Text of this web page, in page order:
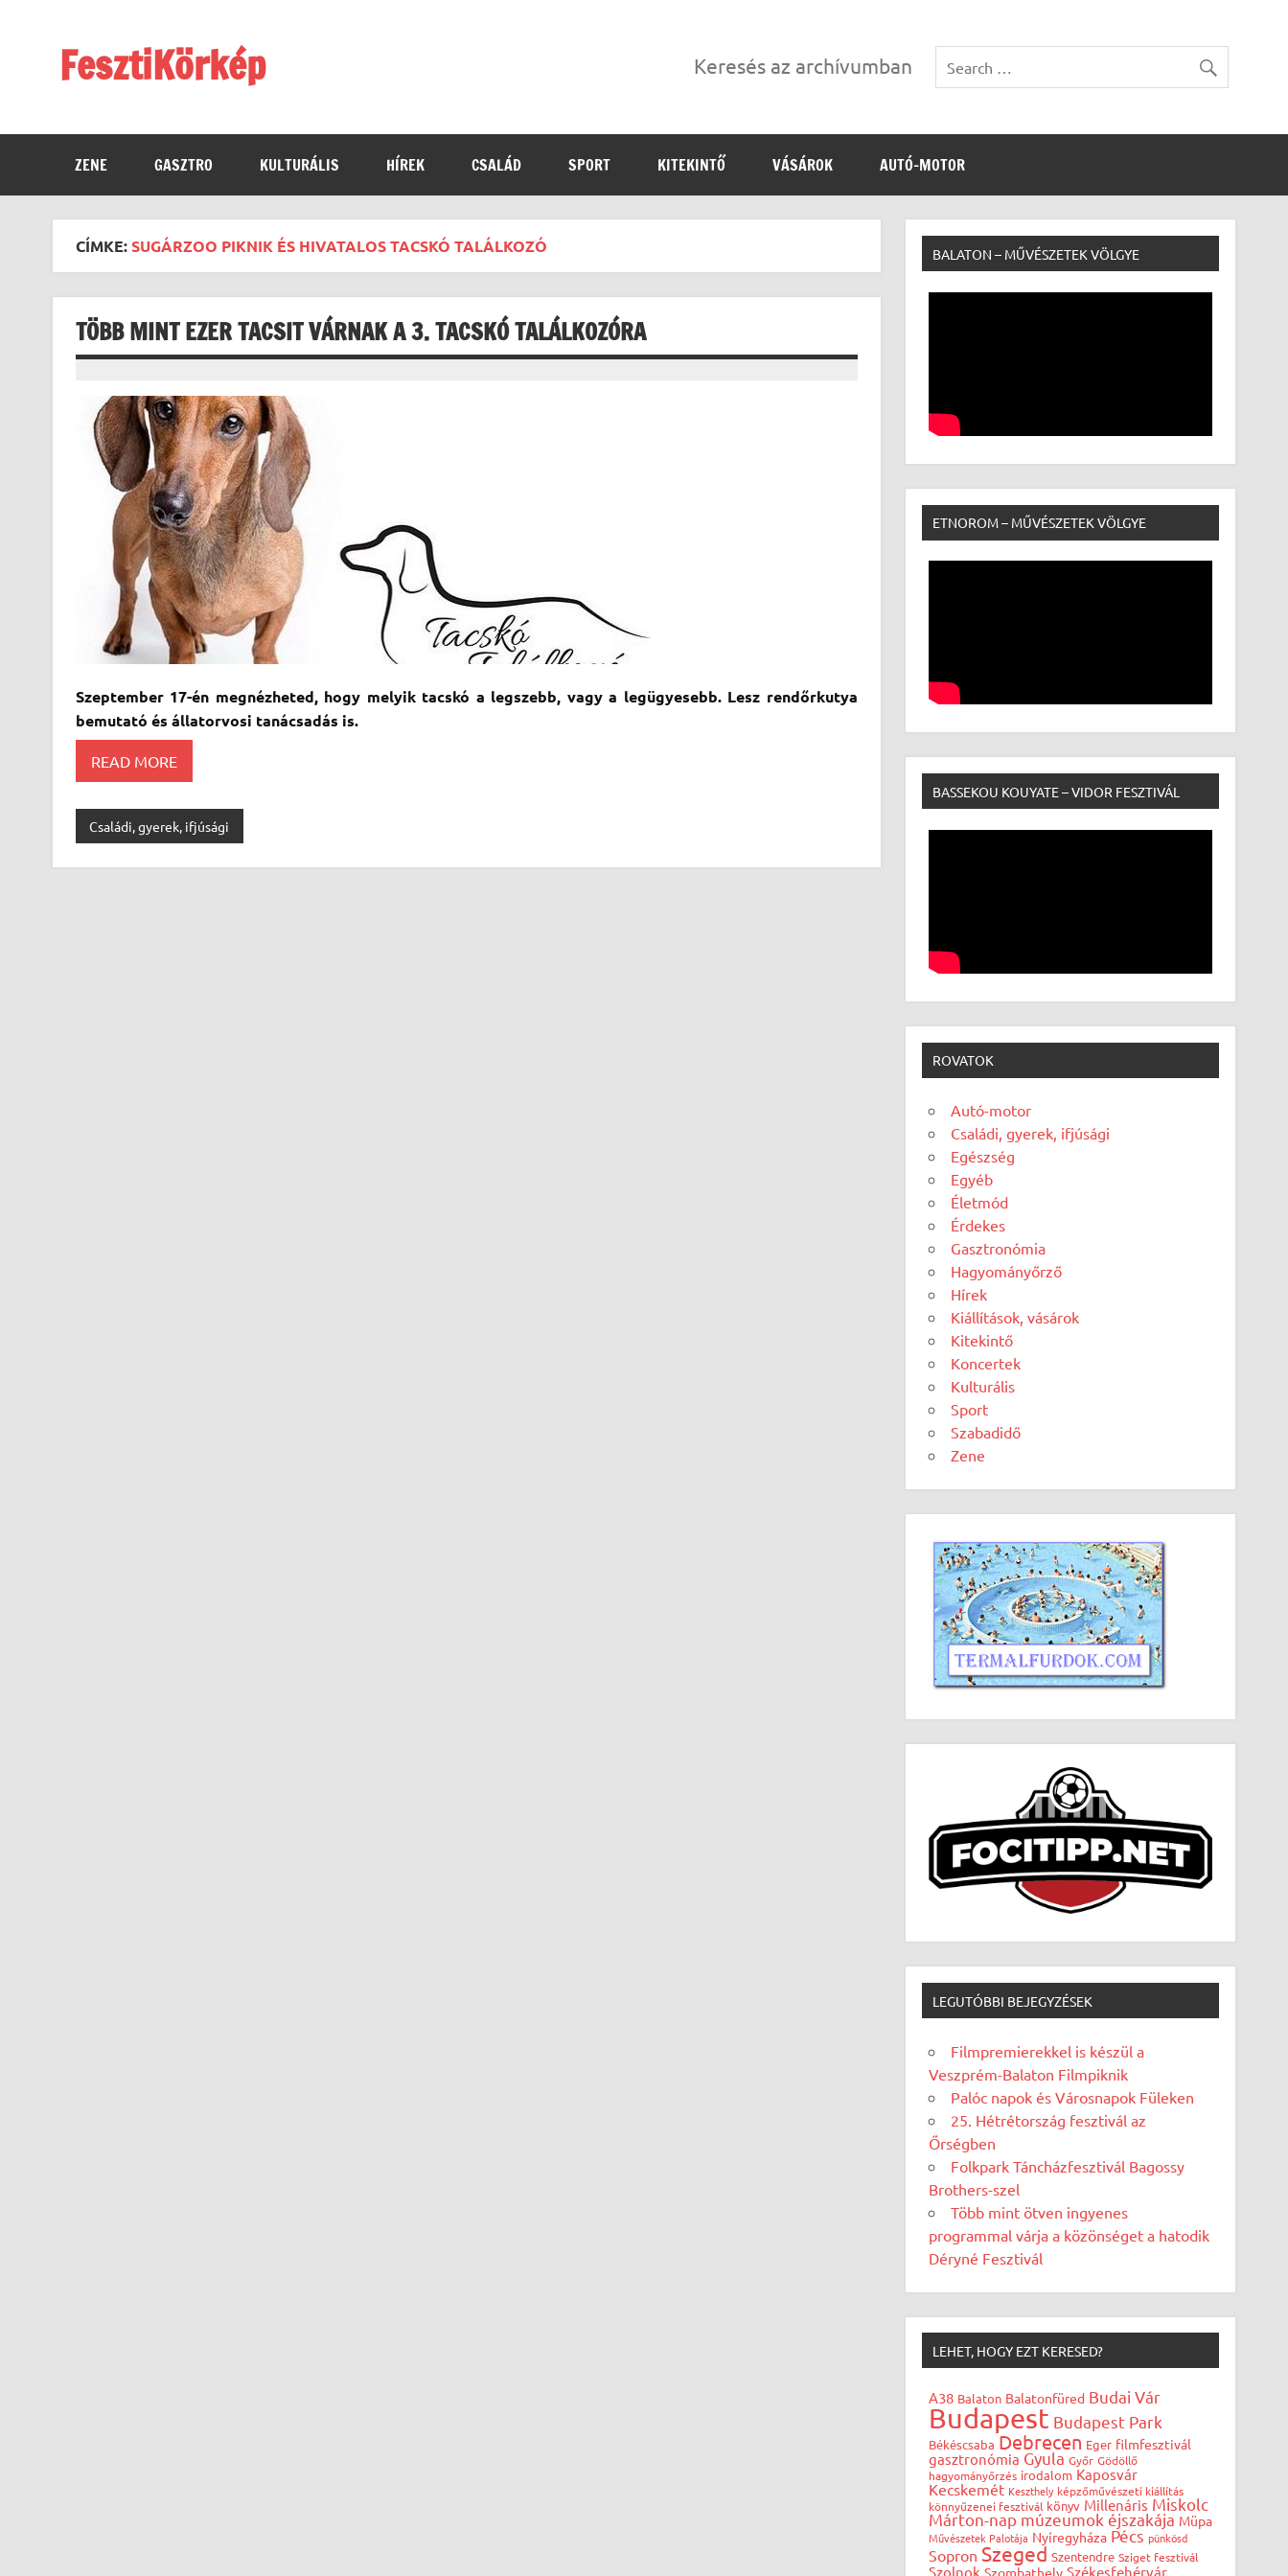
FesztiKörkép Keresés az archívumban
ZENE GASZTRO KULTURÁLIS HÍREK CSALÁD SPORT KITEKINTŐ VÁSÁROK AUTÓ-MOTOR
CÍMKE:SUGÁRZOO PIKNIK ÉS HIVATALOS TACSKÓ TALÁLKOZÓ
TÖBB MINT EZER TACSIT VÁRNAK A 3. TACSKÓ TALÁLKOZÓRA
Szeptember 17-én megnézheted, hogy melyik tacskó a legszebb, vagy a legügyesebb. Lesz rendőrkutya
bemutató és állatorvosi tanácsadás is.
READ MORE
Családi, gyerek, ifjúsági
BALATON – MŰVÉSZETEK VÖLGYE
ETNOROM – MŰVÉSZETEK VÖLGYE
BASSEKOU KOUYATE – VIDOR FESZTIVÁL
ROVATOK
Autó-motor
Családi, gyerek, ifjúsági
Egészség
Egyéb
Életmód
Érdekes
Gasztronómia
Hagyományőrző
Hírek
Kiállítások, vásárok
Kitekintő
Koncertek
Kulturális
Sport
Szabadidő
Zene
LEGUTÓBBI BEJEGYZÉSEK
Filmpremierekkel is készül a
Veszprém-Balaton Filmpiknik
Palóc napok és Városnapok Füleken
25. Hétrétország fesztivál az
Őrségben
Folkpark Táncházfesztivál Bagossy
Brothers-szel
Több mint ötven ingyenes
programmal várja a közönséget a hatodik
Déryné Fesztivál
LEHET, HOGY EZT KERESED?
A38 Balaton Balatonfüred Budai Vár
Budapest Budapest Park
Békéscsaba Debrecen Eger filmfesztivál
gasztronómia Gyula Győr Gödöllő
hagyományőrzés irodalom Kaposvár
Kecskemét Keszthely képzőművészeti kiállítás
könnyűzenei fesztivál könyv Millenáris Miskolc
Márton-nap múzeumok éjszakája Müpa
Művészetek Palotája Nyíregyháza Pécs pünkösd
Sopron Szeged Szentendre Sziget fesztivál
Szolnok Szombathely Székesfehérvár